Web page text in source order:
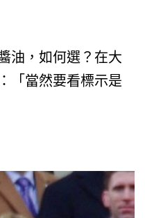
油，如何選？在大
「當然要看標示是